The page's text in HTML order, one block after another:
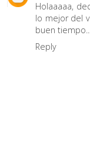
Holaaaaa,
lo mejor del
buen
Reply